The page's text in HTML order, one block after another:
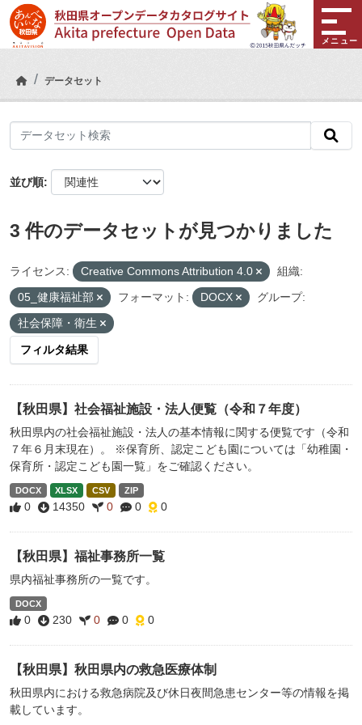
Skip to main content
メニュー
データセット
並び順
3 件のデータセットが見つかりました
ライセンス: Creative Commons Attribution 4.0
組織:
05_健康福祉部
フォーマット: DOCX
グループ:
社会保障・衛生
フィルタ結果
【秋田県】社会福祉施設・法人便覧（令和７年度）
秋田県内の社会福祉施設・法人の基本情報に関する便覧です（令和
７年６月末現在）。 ※保育所、認定こども園については「幼稚園・
保育所・認定こども園一覧」をご確認ください。
DOCX XLSX CSV ZIP
0 14350 0 0 0
【秋田県】福祉事務所一覧
県内福祉事務所の一覧です。
DOCX
0 230 0 0 0
【秋田県】秋田県内の救急医療体制
秋田県内における救急病院及び休日夜間急患センター等の情報を掲
載しています。